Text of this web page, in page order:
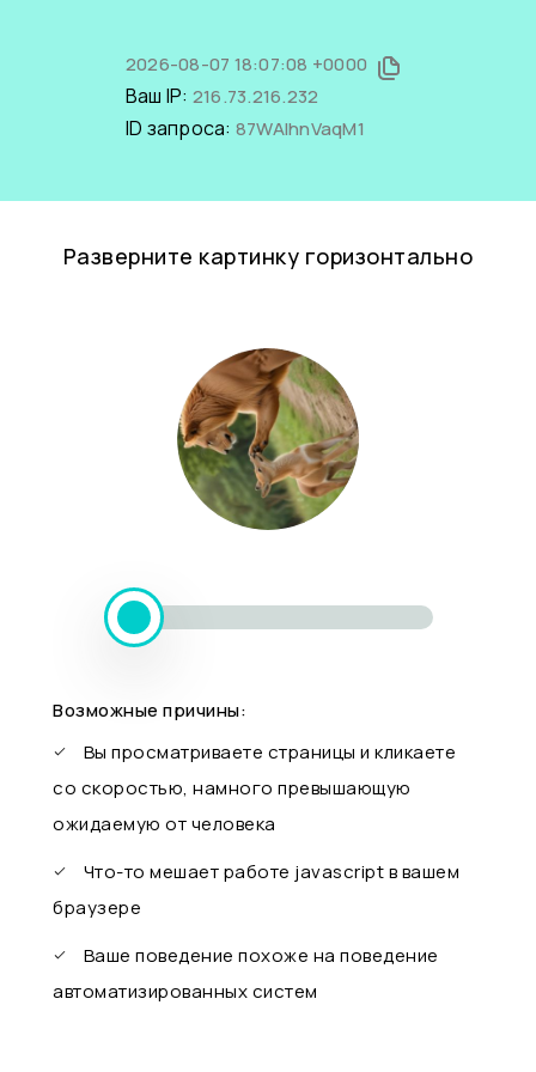
2026-08-07 18:07:08 +0000
Ваш IP: 216.73.216.232
ID запроса: 87WAIhnVaqM1
Разверните картинку горизонтально
Возможные причины:
Вы просматриваете страницы и кликаете
со скоростью, намного превышающую
ожидаемую от человека
Что-то мешает работе javascript в вашем
браузере
Ваше поведение похоже на поведение
автоматизированных систем